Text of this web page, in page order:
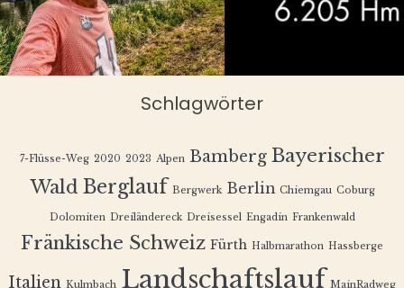
Schlagwörter
7-Flüsse-Weg 2020 2023 Alpen Bamberg Bayerischer
Wald Berglauf Bergwerk Berlin Chiemgau Coburg
Dolomiten Dreiländereck Dreisessel Engadin Frankenwald
Fränkische Schweiz Fürth Halbmarathon Hassberge
Italien Kulmbach Landschaftslauf MainRadweg